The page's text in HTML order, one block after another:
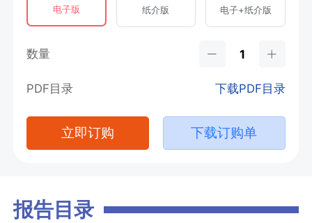
电子版 纸介版 电子+纸介版
数量
PDF目录 下载PDF目录
立即订购 下载订购单
报告目录